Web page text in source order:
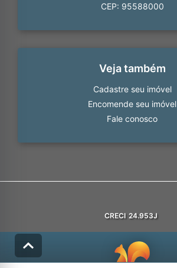
CEP: 95588000
Veja também
Cadastre seu imóvel
Encomende seu imóvel
Fale conosco
CRECI 24.953J